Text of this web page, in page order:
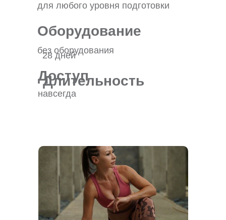
для любого уровня подготовки
Оборудование
без оборудования
Доступ
навсегда
Длительность
28 дней